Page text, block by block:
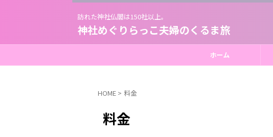
訪れた神社仏閣は150社以上。
神社めぐりらっこ夫婦のくるま旅
ホーム
HOME > 料金
料金